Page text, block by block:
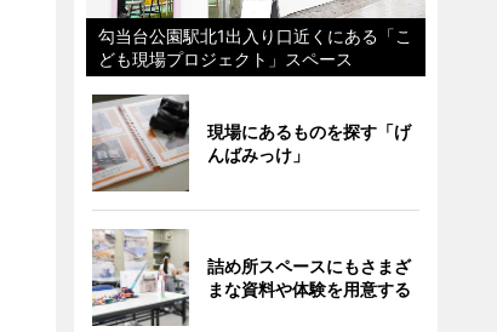
勾当台公園駅北1出入り口近くにある「こ
ども現場プロジェクト」スペース
現場にあるものを探す「げ
んばみっけ」
詰め所スペースにもさまざ
まな資料や体験を用意する